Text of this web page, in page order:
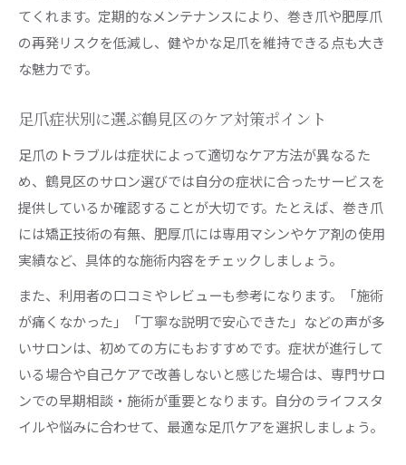
てくれます。定期的なメンテナンスにより、巻き爪や肥厚爪
の再発リスクを低減し、健やかな足爪を維持できる点も大き
な魅力です。
足爪症状別に選ぶ鶴見区のケア対策ポイント
足爪のトラブルは症状によって適切なケア方法が異なるた
め、鶴見区のサロン選びでは自分の症状に合ったサービスを
提供しているか確認することが大切です。たとえば、巻き爪
には矯正技術の有無、肥厚爪には専用マシンやケア剤の使用
実績など、具体的な施術内容をチェックしましょう。
また、利用者の口コミやレビューも参考になります。「施術
が痛くなかった」「丁寧な説明で安心できた」などの声が多
いサロンは、初めての方にもおすすめです。症状が進行して
いる場合や自己ケアで改善しないと感じた場合は、専門サロ
ンでの早期相談・施術が重要となります。自分のライフスタ
イルや悩みに合わせて、最適な足爪ケアを選択しましょう。